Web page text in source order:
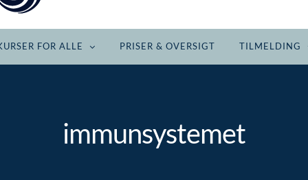
FOR ALLE PRISER & OVERSIGT TILMELDING
immunsystemet